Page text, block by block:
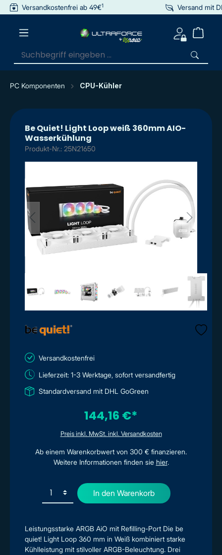
springen
Versandkostenfrei ab 49€1 Versand mit
PC Komponenten CPU-Kühler
Be Quiet! Light Loop weiß 360mm AIO-
Wasserkühlung
Produkt-Nr.: 25N21650
Leistungsstarke ARGB AiO mit Refilling-Port Die be
quiet! Light Loop 360 mm in Weiß kombiniert starke
Kühlleistung mit stilvoller ARGB-Beleuchtung. Drei
Versandkostenfrei
Lieferzeit: 1-3 Werktage, sofort versandfertig
Standardversand mit DHL GoGreen
144,16 €*
Preis inkl. MwSt. inkl. Versandkosten
Ab einem Warenkorbwert von 300 € finanzieren.
Weitere Informationen finden sie hier.
In den Warenkorb